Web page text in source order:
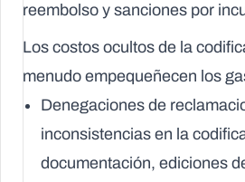
reembolso y sanciones por
Los costos ocultos de la
menudo empequeñecen los
Denegaciones de
inconsistencias en la
documentación, ediciones